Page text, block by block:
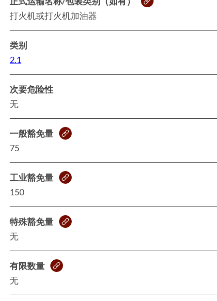
打火机或打火机加油器
类别
2.1
次要危险性
无
一般豁免量
75
工业豁免量
150
特殊豁免量
无
有限数量
无